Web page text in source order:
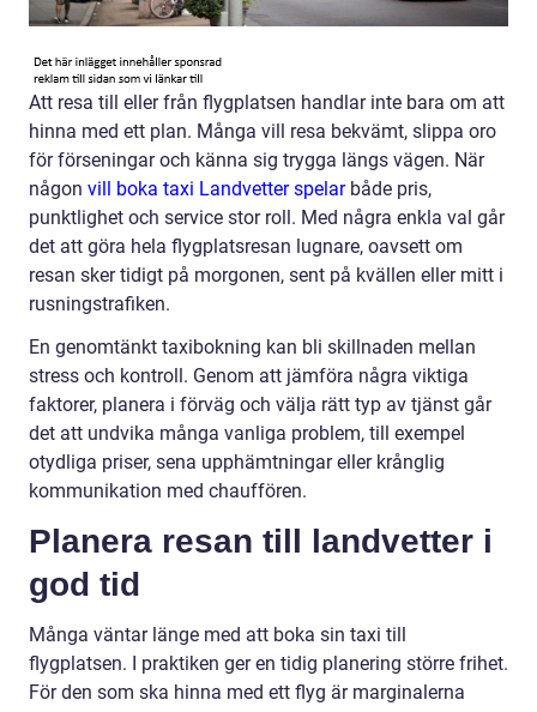
Att resa till eller från flygplatsen handlar inte bara om att
hinna med ett plan. Många vill resa bekvämt, slippa oro
för förseningar och känna sig trygga längs vägen. När
någon vill boka taxi Landvetter spelarbåde pris,
punktlighet och service stor roll. Med några enkla val går
det att göra hela flygplatsresan lugnare, oavsett om
resan sker tidigt på morgonen, sent på kvällen eller mitt i
rusningstrafiken.
En genomtänkt taxibokning kan bli skillnaden mellan
stress och kontroll. Genom att jämföra några viktiga
faktorer, planera i förväg och välja rätt typ av tjänst går
det att undvika många vanliga problem, till exempel
otydliga priser, sena upphämtningar eller krånglig
kommunikation med chauffören.
Planera resan till landvetter i
god tid
Många väntar länge med att boka sin taxi till
flygplatsen. I praktiken ger en tidig planering större frihet.
För den som ska hinna med ett flyg är marginalerna